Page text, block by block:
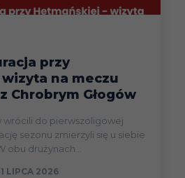
przy
na meczu
Chrobrym Głogów
wrócili do pierwszoligowej
sezonu zmierzyli się u siebie
obu drużynach...
LIPCA 2026